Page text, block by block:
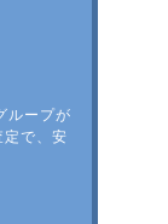
ループが
定で、安